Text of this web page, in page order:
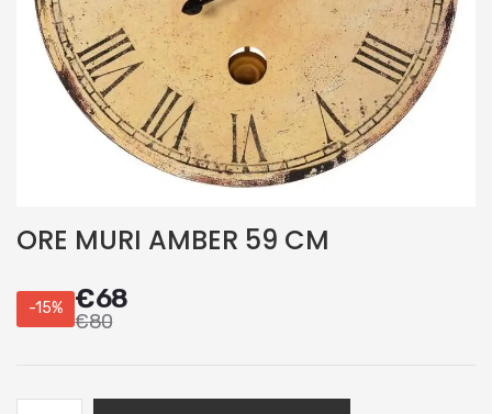
ORE MURI AMBER 59 CM
-15% €68
€80